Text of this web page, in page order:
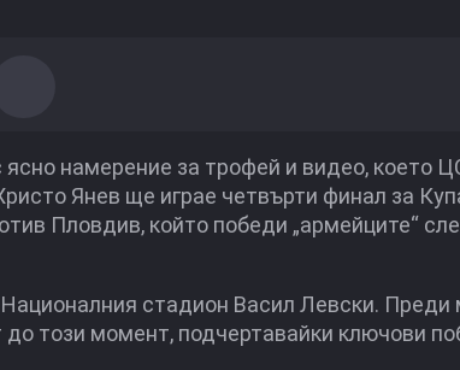
намерение за трофей и видео, което
Янев ще играе четвърти финал за
Пловдив, който победи „армейците“
стадион Васил Левски.
до този момент, подчертавайки ключови